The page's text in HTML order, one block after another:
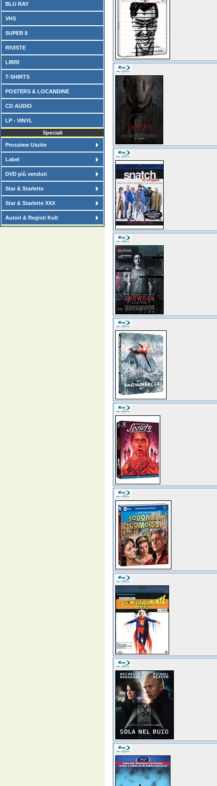
BLU RAY
VHS
SUPER 8
RIVISTE
LIBRI
T-SHIRTS
POSTERS & LOCANDINE
CD AUDIO
LP - VINYL
Speciali
Prossime Uscite
Label
DVD più venduti
Star & Starlette
Star & Starlette XXX
Autori & Registi Kult